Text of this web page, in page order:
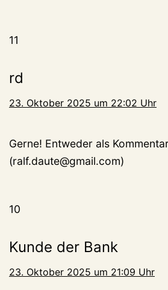
11
rd
23. Oktober 2025 um 22:02 Uhr
Gerne! Entweder als
(ralf.daute@gmail.com)
10
Kunde der Bank
23. Oktober 2025 um 21:09 Uhr